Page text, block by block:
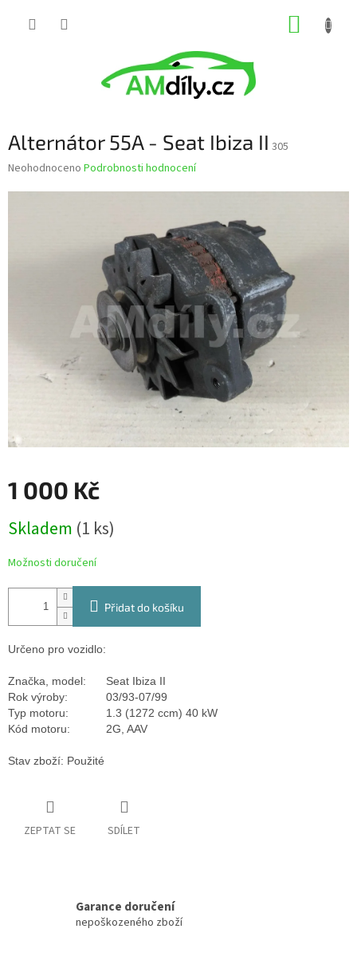
Alternátor 55A - Seat Ibiza II 305
Průměrné
Neohodnoceno Podrobnosti hodnocení
1 000 Kč
cena:
Skladem (1 ks)
Možnosti doručení
Přidat do košíku
Určeno pro vozidlo:
Značka, model:
Seat Ibiza II
Rok výroby:
03/93-07/99
Typ motoru:
1.3 (1272 ccm) 40 kW
Kód motoru:
2G, AAV
Stav zboží: Použité
ZEPTAT SE SDÍLET
Garance doručení
nepoškozeného zboží